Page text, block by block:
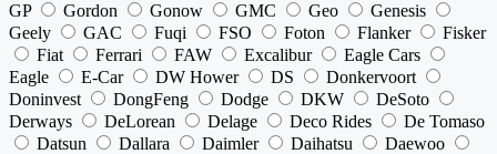
GP
Gordon Gonow GMC Geo
Genesis
Geely
GAC Fuqi FSO Foton Flanker
Fisker
Fiat
Ferrari FAW Excalibur
Eagle Cars
Eagle
E-Car DW Hower DS
Donkervoort
Doninvest
DongFeng Dodge DKW
DeSoto
Derways
DeLorean Delage Deco Rides
De Tomaso
Datsun
Dallara Daimler Daihatsu
Daewoo